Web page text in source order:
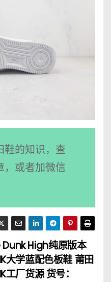
鞋的知识，查
，或者加微信
Dunk High纯原版本
大学蓝配色板鞋 莆田
工厂货源 货号：